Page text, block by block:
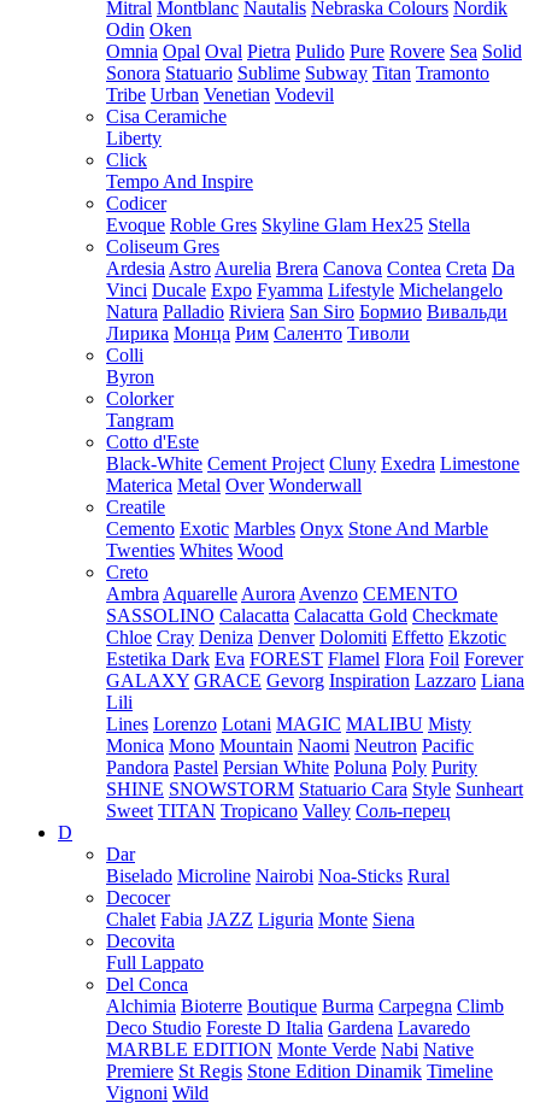
Mitral Montblanc Nautalis Nebraska Colours Nordik
Odin Oken
Omnia Opal Oval Pietra Pulido Pure Rovere Sea Solid
Sonora Statuario Sublime Subway Titan Tramonto
Tribe Urban Venetian Vodevil
Cisa Ceramiche
Liberty
Click
Tempo And Inspire
Codicer
Evoque Roble Gres Skyline Glam Hex25 Stella
Coliseum Gres
Ardesia Astro Aurelia Brera Canova Contea Creta Da
Vinci Ducale Expo Fyamma Lifestyle Michelangelo
Natura Palladio Riviera San Siro Бормио Вивальди
Лирика Монца Рим Саленто Тиволи
Colli
Byron
Colorker
Tangram
Cotto d'Este
Black-White Cement Project Cluny Exedra Limestone
Materica Metal Over Wonderwall
Creatile
Cemento Exotic Marbles Onyx Stone And Marble
Twenties Whites Wood
Creto
Ambra Aquarelle Aurora Avenzo CEMENTO
SASSOLINO Calacatta Calacatta Gold Checkmate
Chloe Cray Deniza Denver Dolomiti Effetto Ekzotic
Estetika Dark Eva FOREST Flamel Flora Foil Forever
GALAXY GRACE Gevorg Inspiration Lazzaro Liana
Lili
Lines Lorenzo Lotani MAGIC MALIBU Misty
Monica Mono Mountain Naomi Neutron Pacific
Pandora Pastel Persian White Poluna Poly Purity
SHINE SNOWSTORM Statuario Cara Style Sunheart
Sweet TITAN Tropicano Valley Соль-перец
D
Dar
Biselado Microline Nairobi Noa-Sticks Rural
Decocer
Chalet Fabia JAZZ Liguria Monte Siena
Decovita
Full Lappato
Del Conca
Alchimia Bioterre Boutique Burma Carpegna Climb
Deco Studio Foreste D Italia Gardena Lavaredo
MARBLE EDITION Monte Verde Nabi Native
Premiere St Regis Stone Edition Dinamik Timeline
Vignoni Wild